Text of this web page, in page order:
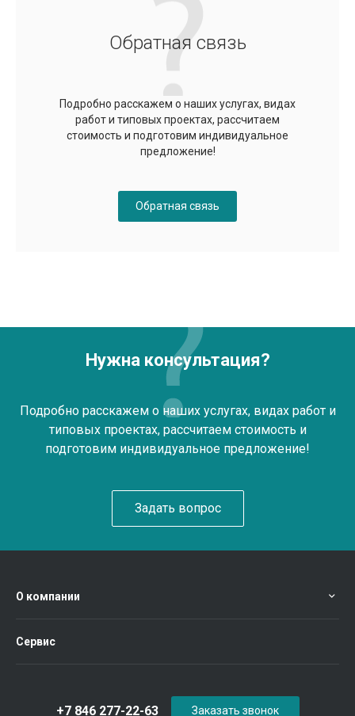
Обратная связь
Подробно расскажем о наших услугах, видах
работ и типовых проектах, рассчитаем
стоимость и подготовим индивидуальное
предложение!
Обратная связь
Нужна консультация?
Подробно расскажем о наших услугах, видах работ и
типовых проектах, рассчитаем стоимость и
подготовим индивидуальное предложение!
Задать вопрос
О компании
Сервис
+7 846 277-22-63 Заказать звонок